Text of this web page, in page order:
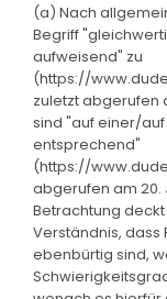
(a) Nach
Begriff
aufweisend" zu
(https://
zuletzt abgerufen
sind "auf einer/
entsprechend"
(https://
abgerufen am 20.
Betrachtung
Verständnis,
ebenbürtig sind,